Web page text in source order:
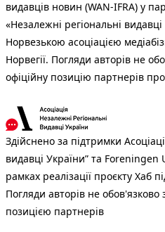
видавців новин (WAN-IFRA) у
«Незалежні регіональні
Норвезькою асоціацією
Норвегії. Погляди авторів не
офіційну позицію партнерів
Здійснено за підтримки
видавці України” та
рамках реалізації проєкту Хаб
Погляди авторів не обов'язково
позицією партнерів